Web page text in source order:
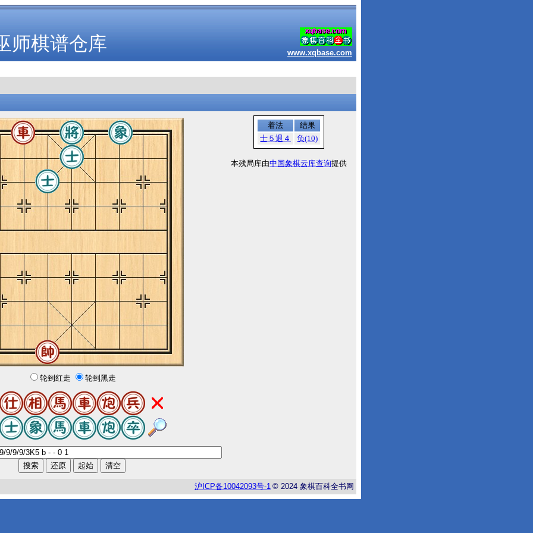
师棋谱仓库 www.xqbase.com
轮到红走 轮到黑走
着法
结果
士５退４
负(10)
本残局库由中国象棋云库查询提供
沪 ICP备10042093号-1 © 2024 象棋百科全书网